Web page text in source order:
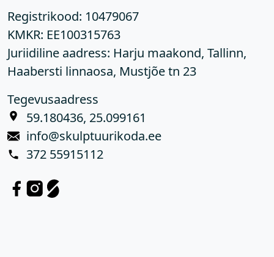
Registrikood: 10479067
KMKR: EE100315763
Juriidiline aadress: Harju maakond, Tallinn,
Haabersti linnaosa, Mustjõe tn 23
Tegevusaadress
59.180436, 25.099161
info@skulptuurikoda.ee
372 55915112